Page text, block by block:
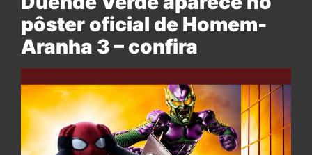
pôster oficial de Homem-
Aranha 3 – confira